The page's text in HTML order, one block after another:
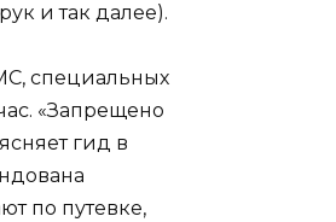
и так далее).
специальных
«Запрещено
гид в
по путевке,